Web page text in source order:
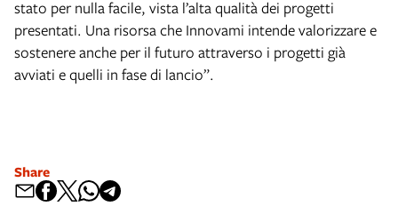
stato per nulla facile, vista l’alta qualità dei progetti
presentati. Una risorsa che Innovami intende valorizzare e
sostenere anche per il futuro attraverso i progetti già
avviati e quelli in fase di lancio”.
Share